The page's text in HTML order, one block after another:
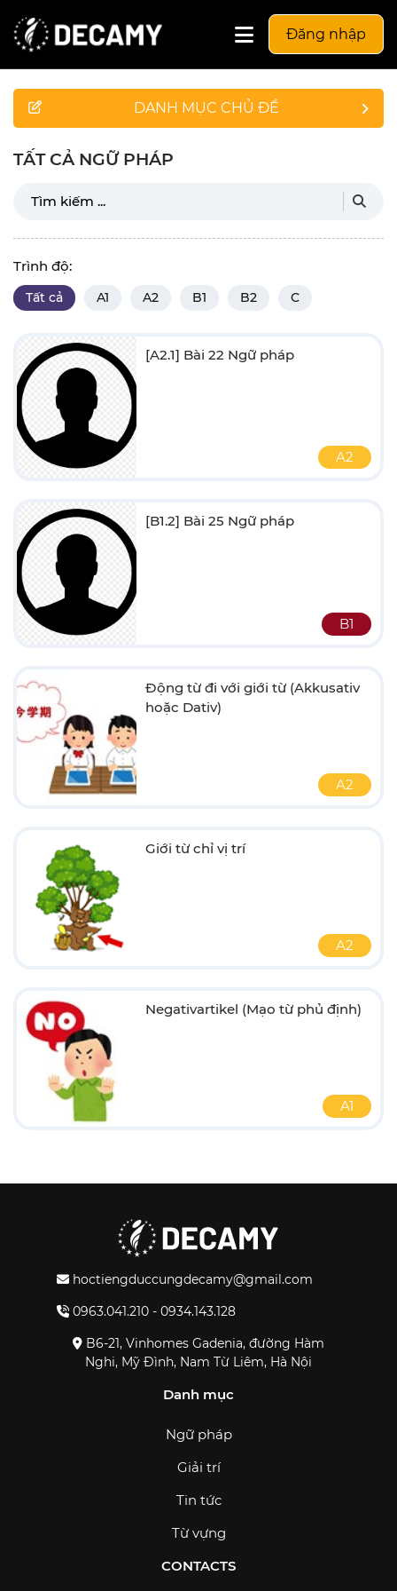
Đăng nhập
DANH MỤC CHỦ ĐỀ
TẤT CẢ NGỮ PHÁP
Trình độ:
Tất cả A1 A2 B1 B2 C
[A2.1] Bài 22 Ngữ pháp
A2
[B1.2] Bài 25 Ngữ pháp
B1
Động từ đi với giới từ (Akkusativ
hoặc Dativ)
A2
Giới từ chỉ vị trí
A2
Negativartikel (Mạo từ phủ định)
A1
hoctiengduccungdecamy@gmail.com
0963.041.210 - 0934.143.128
B6-21, Vinhomes Gadenia, đường Hàm
Nghi, Mỹ Đình, Nam Từ Liêm, Hà Nội
Danh mục
Ngữ pháp
Giải trí
Tin tức
Từ vựng
CONTACTS